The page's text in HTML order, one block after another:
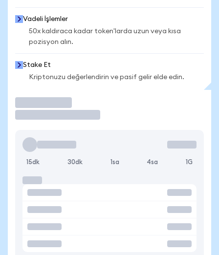
Vadeli İşlemler
50x kaldıraca kadar token'larda uzun veya kısa
pozisyon alın.
Stake Et
Kriptonuzu değerlendirin ve pasif gelir elde edin.
15dk 30dk 1sa 4sa 1G